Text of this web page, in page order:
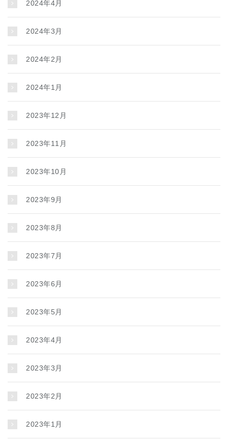
2024年4月
2024年3月
2024年2月
2024年1月
2023年12月
2023年11月
2023年10月
2023年9月
2023年8月
2023年7月
2023年6月
2023年5月
2023年4月
2023年3月
2023年2月
2023年1月